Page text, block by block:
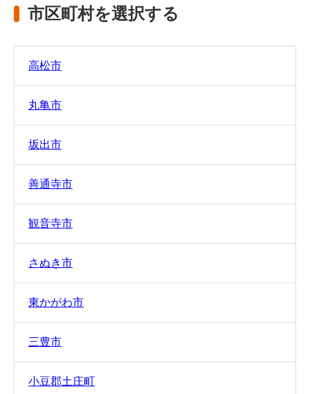
市区町村を選択する
高松市
丸亀市
坂出市
善通寺市
観音寺市
さぬき市
東かがわ市
三豊市
小豆郡土庄町